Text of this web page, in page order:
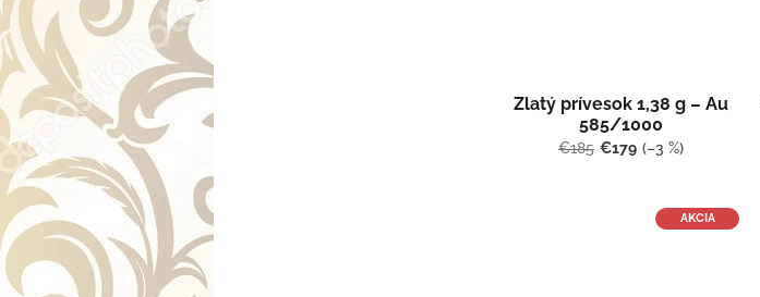
Zlatý prívesok 1,38 g – Au
585/1000
€185 €179 (–3 %)
AKCIA